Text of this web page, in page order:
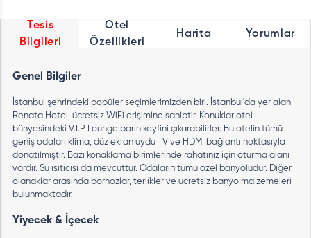
Tesis
Bilgileri
Otel
Özellikleri
Harita Yorumlar
Genel Bilgiler
İstanbul şehrindeki popüler seçimlerimizden biri. İstanbul'da yer alan
Renata Hotel, ücretsiz WiFi erişimine sahiptir. Konuklar otel
bünyesindeki V.I.P Lounge barın keyfini çıkarabilirler. Bu otelin tümü
geniş odaları klima, düz ekran uydu TV ve HDMI bağlantı noktasıyla
donatılmıştır. Bazı konaklama birimlerinde rahatınız için oturma alanı
vardır. Su ısıtıcısı da mevcuttur. Odaların tümü özel banyoludur. Diğer
olanaklar arasında bornozlar, terlikler ve ücretsiz banyo malzemeleri
bulunmaktadır.
Yiyecek & İçecek